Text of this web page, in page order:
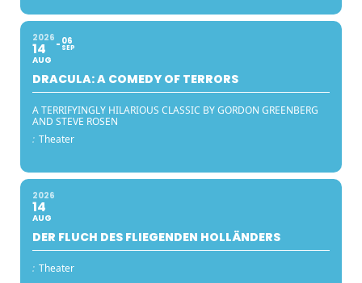
2026
14
AUG
06
SEP
DRACULA: A COMEDY OF TERRORS
A TERRIFYINGLY HILARIOUS CLASSIC BY GORDON GREENBERG
AND STEVE ROSEN
: Theater
2026
14
AUG
DER FLUCH DES FLIEGENDEN HOLLÄNDERS
: Theater